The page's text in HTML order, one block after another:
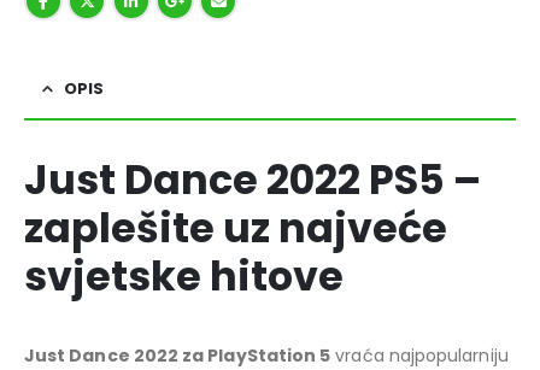
OPIS
Just Dance 2022 PS5 –
zaplešite uz najveće
svjetske hitove
Just Dance 2022 za PlayStation 5 vraća najpopularniju